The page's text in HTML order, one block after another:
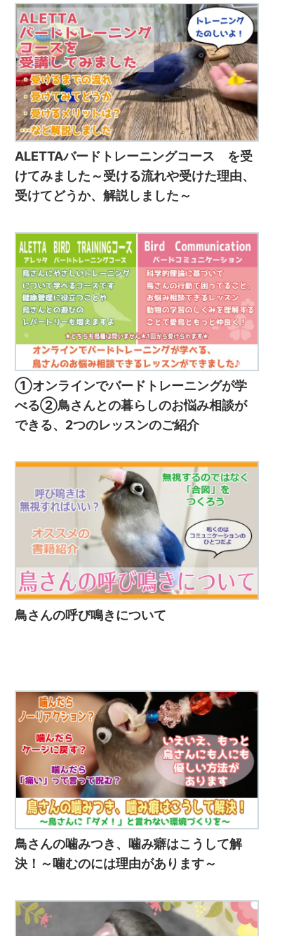
ALETTAバードトレーニングコース を受
けてみました～受ける流れや受けた理由、
受けてどうか、解説しました～
①オンラインでバードトレーニングが学
べる②鳥さんとの暮らしのお悩み相談が
できる、2つのレッスンのご紹介
鳥さんの呼び鳴きについて
鳥さんの噛みつき、噛み癖はこうして解
決！～噛むのには理由があります～